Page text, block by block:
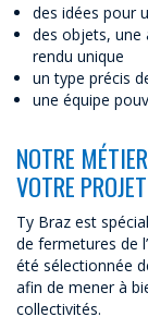
des idées pour
des objets, une
rendu unique
un type précis
une équipe
NOTRE
VOTRE PROJET
Ty Braz est
de fermetures de
été sélectionnée
afin de mener à
collectivités.